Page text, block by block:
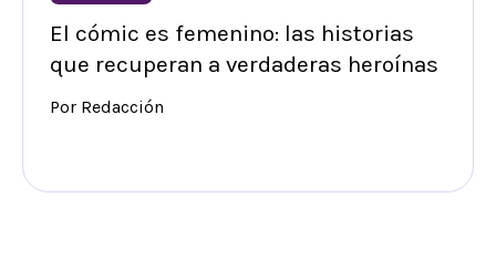
El cómic es femenino: las historias
que recuperan a verdaderas heroínas
Por Redacción